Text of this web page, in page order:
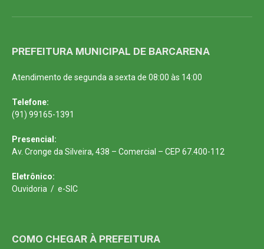
PREFEITURA MUNICIPAL DE BARCARENA
Atendimento de segunda a sexta de 08:00 às 14:00
Telefone:
(91) 99165-1391
Presencial:
Av. Cronge da Silveira, 438 – Comercial – CEP 67.400-112
Eletrônico:
Ouvidoria / e-SIC
COMO CHEGAR À PREFEITURA